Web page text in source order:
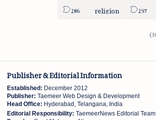
religion
Publisher & Editorial Information
Established: December 2012
Publisher: Taemeer Web Design & Development
Head Office: Hyderabad, Telangana, India
Editorial Responsibility: TaemeerNews Editorial Team